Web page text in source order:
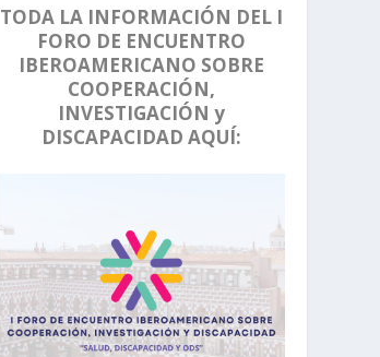
TODA LA INFORMACIÓN DEL I
FORO DE ENCUENTRO
IBEROAMERICANO SOBRE
COOPERACIÓN,
INVESTIGACIÓN y
DISCAPACIDAD AQUÍ: